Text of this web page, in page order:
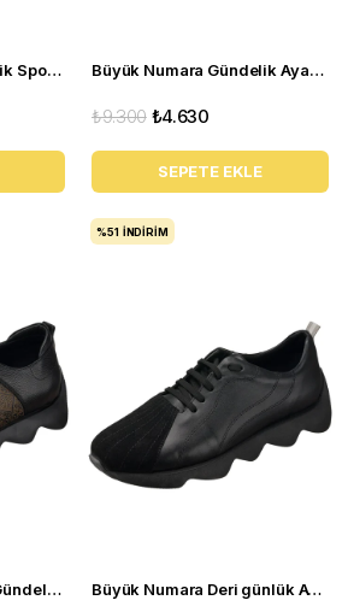
Büyük Numara Gündelik Spor Ayakkabı - STQUEEN Siyah Kırmızı Büyük Numara Gündelik Ayakkabı - STP-01 Siyah
₺4.630
₺9.300
SEPETE EKLE
Büyük Numara Erkek Gündelik Deri Spor Ayakkabı - STKZ Siyah Büyük Numara Deri günlük Ayakkabı - 19 MAYIS Siyah
%51 İNDIRIM